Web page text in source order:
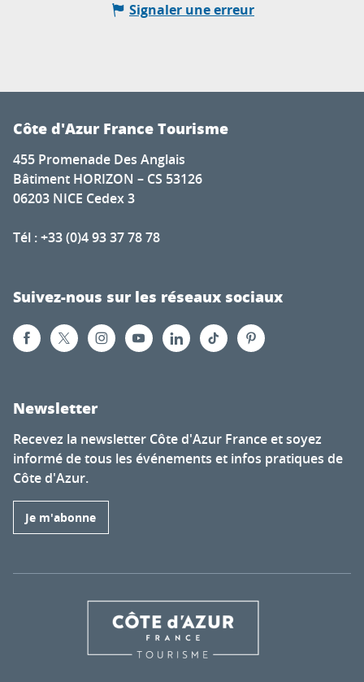
Signaler une erreur
Côte d'Azur France Tourisme
455 Promenade Des Anglais
Bâtiment HORIZON – CS 53126
06203 NICE Cedex 3
Tél : +33 (0)4 93 37 78 78
Suivez-nous sur les réseaux sociaux
Newsletter
Recevez la newsletter Côte d'Azur France et soyez
informé de tous les événements et infos pratiques de
Côte d'Azur.
Je m'abonne